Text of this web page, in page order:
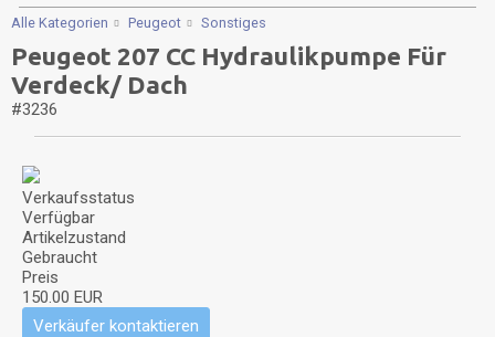
Alle Kategorien
Peugeot Sonstiges
Peugeot 207 CC Hydraulikpumpe Für
Verdeck/ Dach
#3236
Verkaufsstatus
Verfügbar
Artikelzustand
Gebraucht
Preis
150.00 EUR
Verkäufer kontaktieren